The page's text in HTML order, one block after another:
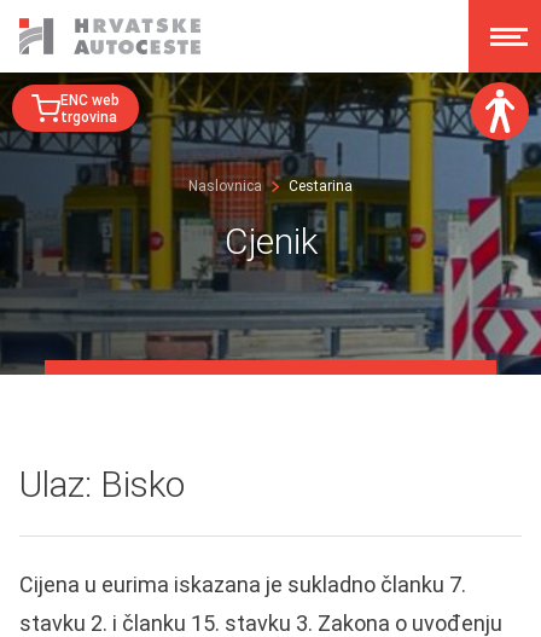
Veličina fonta:
A A A
Disleksija:
Kontrast:
ENC web
trgovina
Naslovnica Cestarina
Cjenik
Ulaz: Bisko
Cijena u eurima iskazana je sukladno članku 7.
stavku 2. i članku 15. stavku 3. Zakona o uvođenju